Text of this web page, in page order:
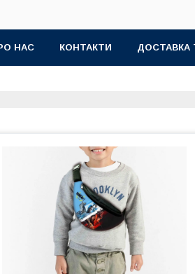
НАС КОНТАКТИ ДОСТАВКА